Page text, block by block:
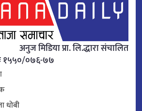
अनुज मिडिया प्रा. लि.द्धारा संचालित
१५५०/०७६-७७
धोबी